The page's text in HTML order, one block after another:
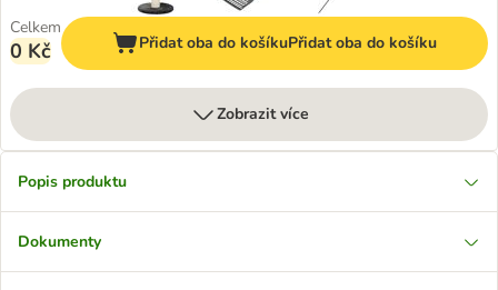
Celkem
0 Kč Přidat oba do košíkuPřidat oba do košíku
Zobrazit více
Popis produktu
Dokumenty